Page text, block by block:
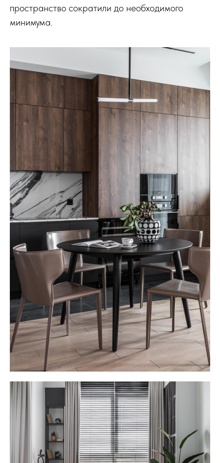
пространство сократили до необходимого
минимума.